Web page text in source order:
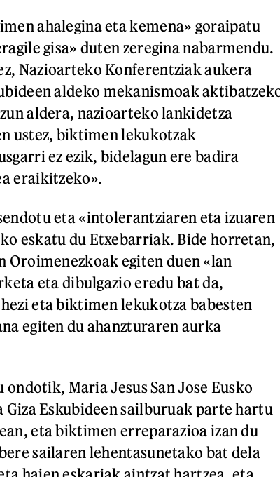
ahalegina eta kemena» goraipatu
gisa» duten zeregina nabarmendu.
Nazioarteko Konferentziak aukera
aldeko mekanismoak
aldera, nazioarteko lankidetza
ustez, biktimen lekukotzak
ez ezik, bidelagun ere badira
eraikitzeko».
eta «intolerantziaren eta izuaren
eskatu du Etxebarriak. Bide horretan,
egiten duen «lan
eta dibulgazio eredu bat da,
eta biktimen lekukotza babesten
egiten du ahanzturaren aurka
Maria Jesus San Jose Eusko
Eskubideen sailburuak parte hartu
eta biktimen erreparazioa izan du
sailaren lehentasunetako bat dela